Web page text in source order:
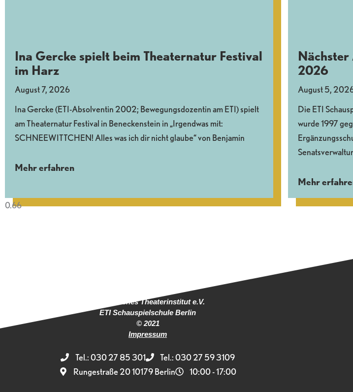
Ina Gercke spielt beim Theaternatur Festival
im Harz
August 7, 2026
Ina Gercke (ETI-Absolventin 2002; Bewegungsdozentin am ETI) spielt
am Theaternatur Festival in Beneckenstein in „Irgendwas mit:
SCHNEEWITTCHEN! Alles was ich dir nicht glaube“ von Benjamin
Mehr erfahren
2026
August 5,
Die ETI
wurde 1997
Mehr
Europäisches Theaterinstitut e.V.
ETI Schauspielschule Berlin
© 2021
Impressum
Tel.: 030 27 85 301
Tel.: 030 27 59 3109
Rungestraße 20 10179 Berlin
10:00 - 17:00